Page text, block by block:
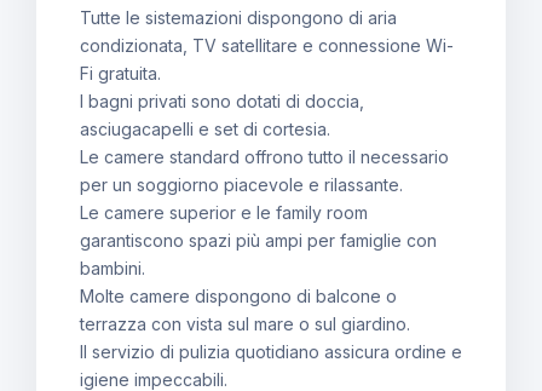
Tutte le sistemazioni dispongono di aria
condizionata, TV satellitare e connessione Wi-
Fi gratuita.
I bagni privati sono dotati di doccia,
asciugacapelli e set di cortesia.
Le camere standard offrono tutto il necessario
per un soggiorno piacevole e rilassante.
Le camere superior e le family room
garantiscono spazi più ampi per famiglie con
bambini.
Molte camere dispongono di balcone o
terrazza con vista sul mare o sul giardino.
Il servizio di pulizia quotidiano assicura ordine e
igiene impeccabili.